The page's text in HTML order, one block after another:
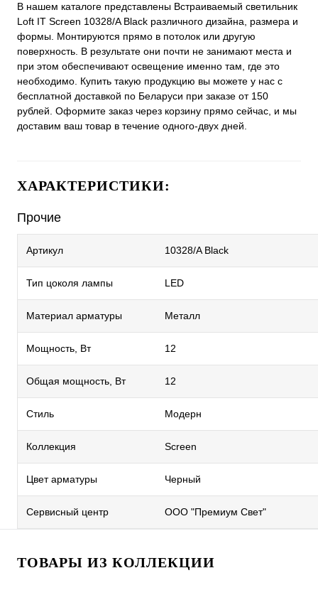
В нашем каталоге представлены Встраиваемый светильник
Loft IT Screen 10328/A Black различного дизайна, размера и
формы. Монтируются прямо в потолок или другую
поверхность. В результате они почти не занимают места и
при этом обеспечивают освещение именно там, где это
необходимо. Купить такую продукцию вы можете у нас с
бесплатной доставкой по Беларуси при заказе от 150
рублей. Оформите заказ через корзину прямо сейчас, и мы
доставим ваш товар в течение одного-двух дней.
ХАРАКТЕРИСТИКИ:
Прочие
Артикул 10328/A Black
Тип цоколя лампы LED
Материал арматуры Металл
Мощность, Вт 12
Общая мощность, Вт 12
Стиль Модерн
Коллекция Screen
Цвет арматуры Черный
Сервисный центр ООО "Премиум Свет"
ТОВАРЫ ИЗ КОЛЛЕКЦИИ